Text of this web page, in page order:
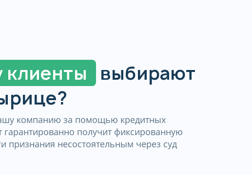
клиенты
выбирают
компанию за помощью кредитных
гарантированно получит фиксированную
признания несостоятельным через суд